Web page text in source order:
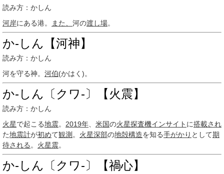
読み方：かしん
河岸にある港。 また、 河の渡し場。
か‐しん【河神】
読み方：かしん
河を守る神。 河伯(かはく)。
か‐しん〔クワ‐〕【火震】
読み方：かしん
火星で起こる地震。 2019年 米国の火星探査機インサイト に搭載され
た地震計が初めて観測 。 火星深部の地殻構造を知る手がかり として期
待される 。 火星震。
か‐しん〔クワ‐〕【禍心】